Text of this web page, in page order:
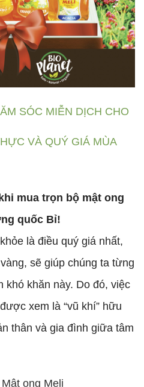
SÓC MIỄN DỊCH CHO
VÀ QUÝ GIÁ MÙA
mua trọn bộ mật ong
quốc Bỉ!
là điều quý giá nhất,
sẽ giúp chúng ta từng
khăn này. Do đó, việc
xem là “vũ khí” hữu
thân và gia đình giữa tâm